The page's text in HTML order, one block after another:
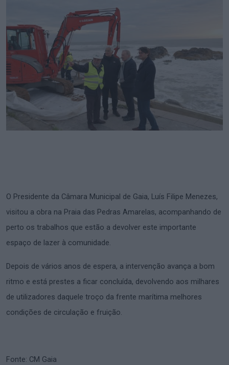
O Presidente da Câmara Municipal de Gaia, Luís Filipe Menezes,
visitou a obra na Praia das Pedras Amarelas, acompanhando de
perto os trabalhos que estão a devolver este importante
espaço de lazer à comunidade.
Depois de vários anos de espera, a intervenção avança a bom
ritmo e está prestes a ficar concluída, devolvendo aos milhares
de utilizadores daquele troço da frente marítima melhores
condições de circulação e fruição.
Fonte: CM Gaia